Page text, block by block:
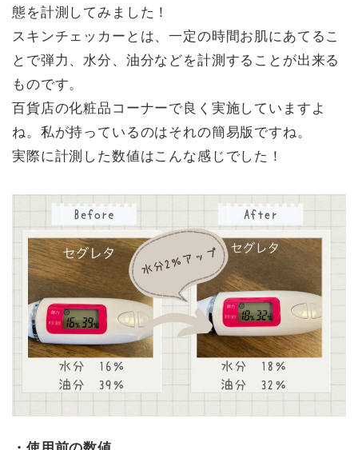
態を計測してみました！
スキンチェッカーとは、一定の時間お肌にあてるこ
とで弾力、水分、油分などを計測することが出来る
ものです。
百貨店の化粧品コーナーで良く実施していますよ
ね。私が持っているのはそれの簡易版ですね。
実際に計測した数値はこんな感じでした！